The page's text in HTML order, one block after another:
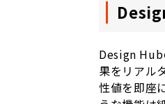
Design Hub
果をリアル
性値を即座